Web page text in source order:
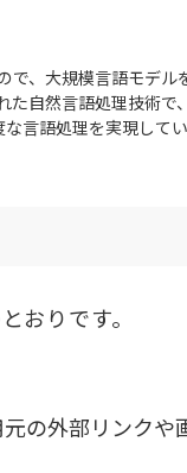
、大規模言語モデル
自然言語処理技術で
言語処理を実現してい
おりです。
の外部リンクや